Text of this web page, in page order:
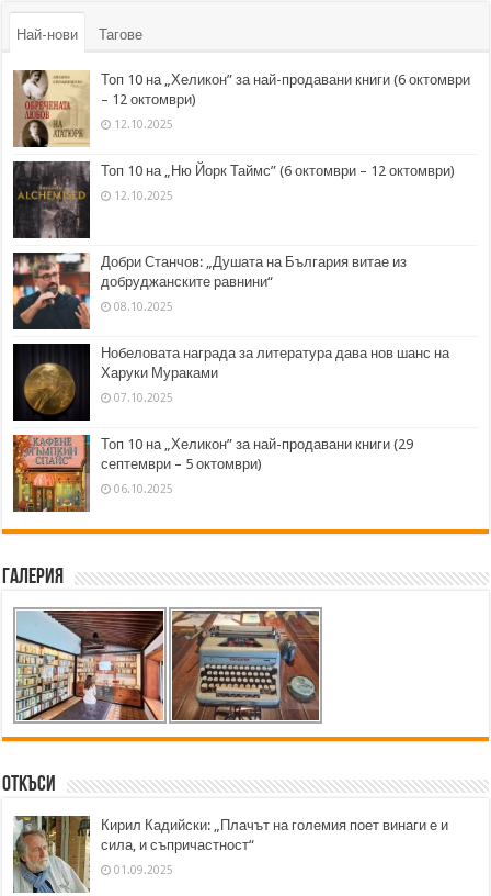
Най-нови Тагове
Топ 10 на „Хеликон” за най-продавани книги (6 октомври
– 12 октомври)
12.10.2025
Топ 10 на „Ню Йорк Таймс” (6 октомври – 12 октомври)
12.10.2025
Добри Станчов: „Душата на България витае из
добруджанските равнини“
08.10.2025
Нобеловата награда за литература дава нов шанс на
Харуки Мураками
07.10.2025
Топ 10 на „Хеликон” за най-продавани книги (29
септември – 5 октомври)
06.10.2025
Галерия
Откъси
Кирил Кадийски: „Плачът на големия поет винаги е и
сила, и съпричастност“
01.09.2025